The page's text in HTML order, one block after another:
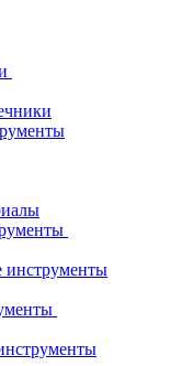
инструменты